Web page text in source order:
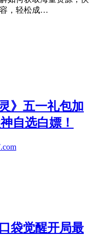
，轻松成…
》五一礼包加
自选白嫖！
袋觉醒开局最